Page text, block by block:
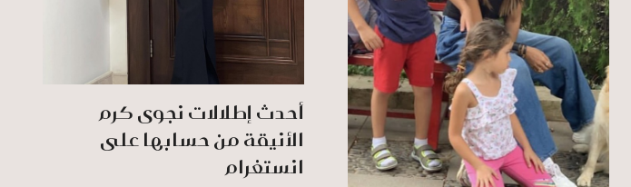
أحدث إطلالات نجوى كرم
الأنيقة من حسابها على
انستغرام